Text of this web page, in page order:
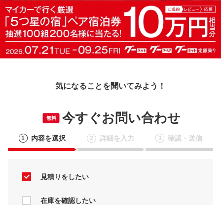
気になることを聞いてみよう！
無料 今すぐお問い合わせ
1 内容を選択 2 詳細を入力 3 確認・送信
見積りをしたい
在庫を確認したい